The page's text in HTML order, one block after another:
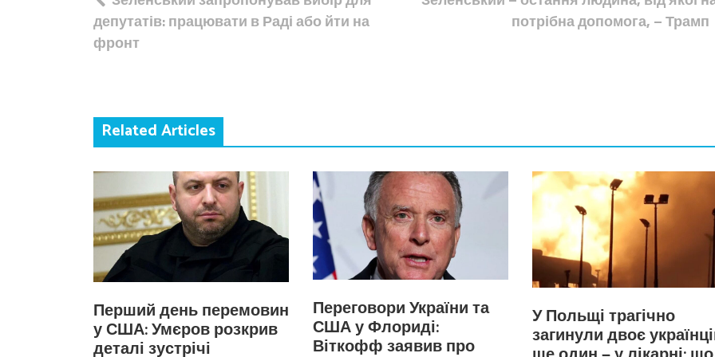
записів
депутатів: працювати в Раді або йти на
фронт
потрібна допомога, – Трамп
Related Articles
Перший день перемовин
у США: Умєров розкрив
деталі зустрічі
Переговори України та
США у Флориді:
Віткофф заявив про
У Польщі трагічно
загинули двоє